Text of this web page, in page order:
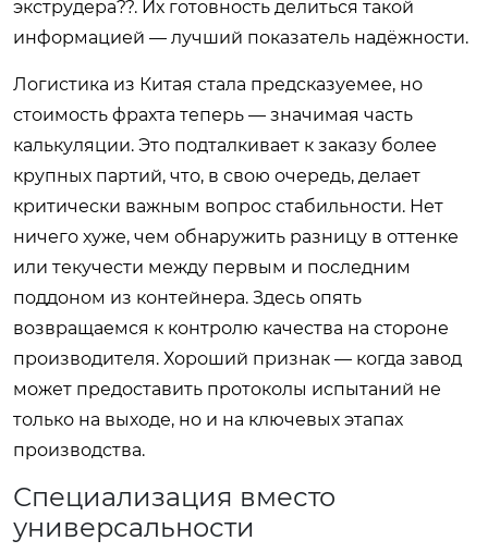
экструдера??. Их готовность делиться такой
информацией — лучший показатель надёжности.
Логистика из Китая стала предсказуемее, но
стоимость фрахта теперь — значимая часть
калькуляции. Это подталкивает к заказу более
крупных партий, что, в свою очередь, делает
критически важным вопрос стабильности. Нет
ничего хуже, чем обнаружить разницу в оттенке
или текучести между первым и последним
поддоном из контейнера. Здесь опять
возвращаемся к контролю качества на стороне
производителя. Хороший признак — когда завод
может предоставить протоколы испытаний не
только на выходе, но и на ключевых этапах
производства.
Специализация вместо
универсальности